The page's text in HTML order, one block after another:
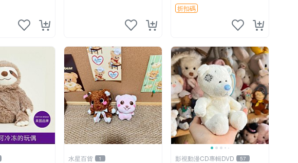
折扣碼
水星百貨 1 影視動漫CD專輯DVD 57